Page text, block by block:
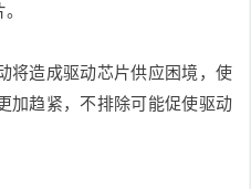
将造成驱动芯片供应困境，使
加趋紧，不排除可能促使驱动